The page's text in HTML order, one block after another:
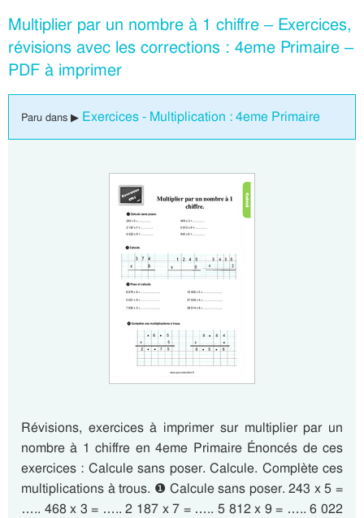
Multiplier par un nombre à 1 chiffre – Exercices,
révisions avec les corrections : 4eme Primaire –
PDF à imprimer
Paru dans ▶ Exercices - Multiplication : 4eme Primaire
Révisions, exercices à imprimer sur multiplier par un
nombre à 1 chiffre en 4eme Primaire Énoncés de ces
exercices : Calcule sans poser. Calcule. Complète ces
multiplications à trous. ❶ Calcule sans poser. 243 x 5 =
….. 468 x 3 = ….. 2 187 x 7 = ….. 5 812 x 9 = ….. 6 022